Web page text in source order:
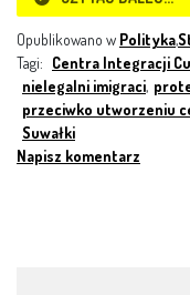
Opublikowano w Polityka,
Tagi: Centra Integracji
nielegalni imigraci,
przeciwko utworzeniu
Suwałki
Napisz komentarz